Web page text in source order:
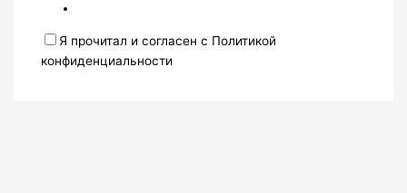
Я прочитал и согласен с Политикой
конфиденциальности